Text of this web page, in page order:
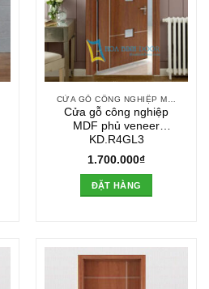
Cửa gỗ công nghiệp
MDF phủ veneer
KD.R4GL3
1.700.000₫
ĐẶT HÀNG